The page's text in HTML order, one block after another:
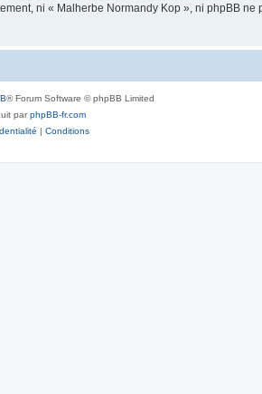
ni « Malherbe Normandy Kop », ni phpBB
® Forum Software © phpBB Limited
parphpBB-fr.com
| Conditions